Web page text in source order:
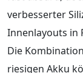
verbesserter
Innenlayouts in
Die
riesigen Akku